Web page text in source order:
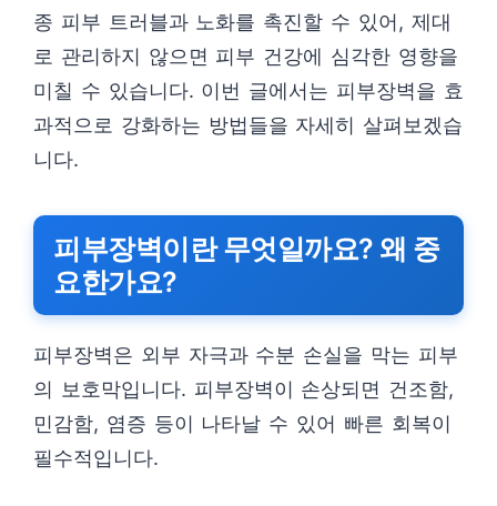
종 피부 트러블과 노화를 촉진할 수 있어, 제대
로 관리하지 않으면 피부 건강에 심각한 영향을
미칠 수 있습니다. 이번 글에서는 피부장벽을 효
과적으로 강화하는 방법들을 자세히 살펴보겠습
니다.
피부장벽이란 무엇일까요? 왜 중
요한가요?
피부장벽은 외부 자극과 수분 손실을 막는 피부
의 보호막입니다. 피부장벽이 손상되면 건조함,
민감함, 염증 등이 나타날 수 있어 빠른 회복이
필수적입니다.